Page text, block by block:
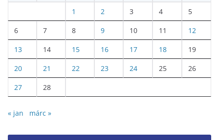
1 2 3 4 5
6 7 8 9 10 11 12
13 14 15 16 17 18 19
20 21 22 23 24 25 26
27 28
« jan márc »